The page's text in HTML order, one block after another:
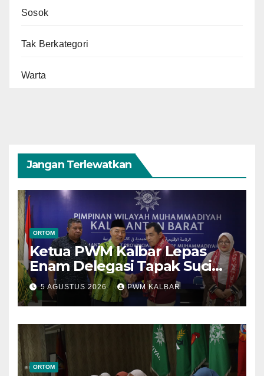
Sosok
Tak Berkategori
Warta
Jangan Terlewatkan
ORTOM
Ketua PWM Kalbar Lepas
Enam Delegasi Tapak Suci
Menuju Muktamar XVI di
Semarang
5 AGUSTUS 2026 PWM KALBAR
ORTOM